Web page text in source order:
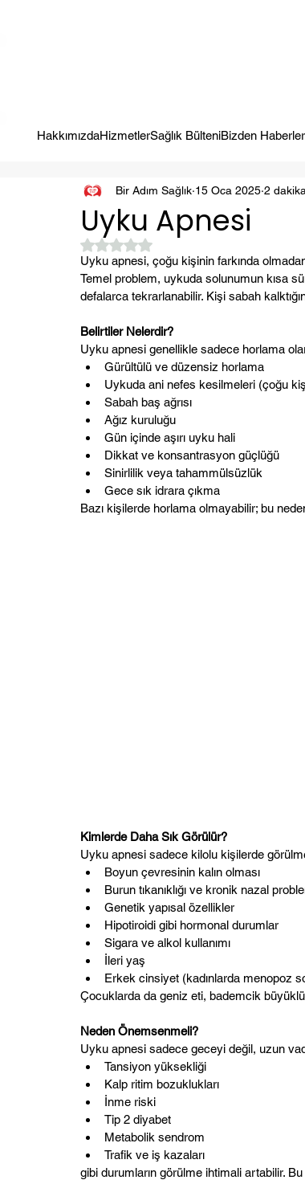
HakkımızdaHizmetlerSağlık BülteniBizden Haberler
Uyku Apnesi
Bir Adım Sağlık 15 Oca 2025 2
5 üzerinden NaN yıldız
Uyku apnesi, çoğu kişinin farkında
Temel problem, uykuda solunumun kısa
defalarca tekrarlanabilir. Kişi sabah
Belirtiler Nelerdir?
Uyku apnesi genellikle sadece horlama
Gürültülü ve düzensiz horlama
Uykuda ani nefes kesilmeleri (çoğu
Sabah baş ağrısı
Ağız kuruluğu
Gün içinde aşırı uyku hali
Dikkat ve konsantrasyon güçlüğü
Sinirlilik veya tahammülsüzlük
Gece sık idrara çıkma
Bazı kişilerde horlama olmayabilir; bu
Kimlerde Daha Sık Görülür?
Uyku apnesi sadece kilolu kişilerde
Boyun çevresinin kalın olması
Burun tıkanıklığı ve kronik nazal
Genetik yapısal özellikler
Hipotiroidi gibi hormonal durumlar
Sigara ve alkol kullanımı
İleri yaş
Erkek cinsiyet (kadınlarda menopoz
Çocuklarda da geniz eti, bademcik
Neden Önemsenmeli?
Uyku apnesi sadece geceyi değil, uzun
Tansiyon yüksekliği
Kalp ritim bozuklukları
İnme riski
Tip 2 diyabet
Metabolik sendrom
Trafik ve iş kazaları
gibi durumların görülme ihtimali artabilir. Bu